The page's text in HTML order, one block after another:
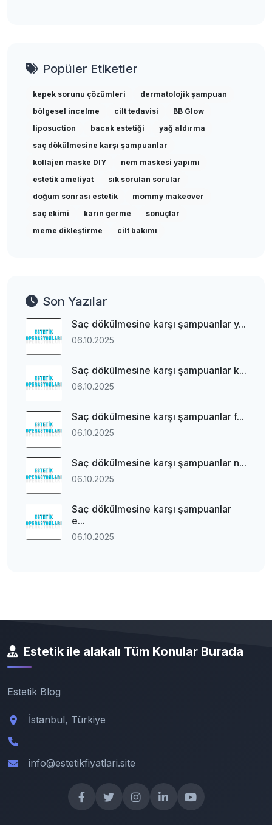
Popüler Etiketler
kepek sorunu çözümleri
dermatolojik şampuan
bölgesel incelme
cilt tedavisi
BB Glow
liposuction
bacak estetiği
yağ aldırma
saç dökülmesine karşı şampuanlar
kollajen maske DIY
nem maskesi yapımı
estetik ameliyat
sık sorulan sorular
doğum sonrası estetik
mommy makeover
saç ekimi
karın germe
sonuçlar
meme dikleştirme
cilt bakımı
Son Yazılar
Saç dökülmesine karşı şampuanlar y...
06.10.2025
Saç dökülmesine karşı şampuanlar k...
06.10.2025
Saç dökülmesine karşı şampuanlar f...
06.10.2025
Saç dökülmesine karşı şampuanlar n...
06.10.2025
Saç dökülmesine karşı şampuanlar
e...
06.10.2025
Estetik ile alakalı Tüm Konular Burada
Estetik Blog
İstanbul, Türkiye
info@estetikfiyatlari.site